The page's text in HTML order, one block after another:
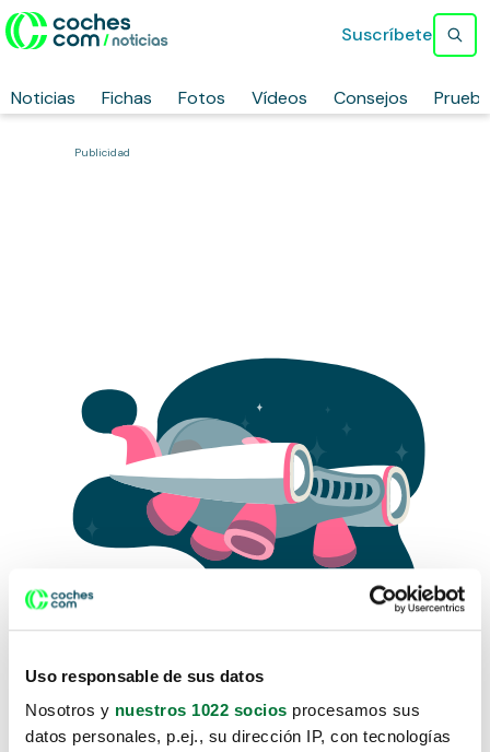
Uso responsable de sus datos
Nosotros y nuestros 1022 socios procesamos sus
datos personales, p.ej., su dirección IP, con tecnologías
Noticias Fichas Fotos Vídeos Consejos
Suscríbete
Publicidad